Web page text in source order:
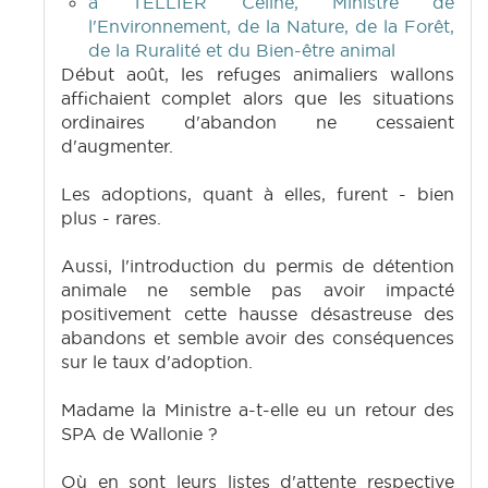
l'Environnement, de la Nature, de la Forêt,
de la Ruralité et du Bien-être animal
Début août, les refuges animaliers wallons
affichaient complet alors que les situations
ordinaires d'abandon ne cessaient
d'augmenter.
Les adoptions, quant à elles, furent - bien
plus - rares.
Aussi, l'introduction du permis de détention
animale ne semble pas avoir impacté
positivement cette hausse désastreuse des
abandons et semble avoir des conséquences
sur le taux d'adoption.
Madame la Ministre a-t-elle eu un retour des
SPA de Wallonie ?
Où en sont leurs listes d'attente respective